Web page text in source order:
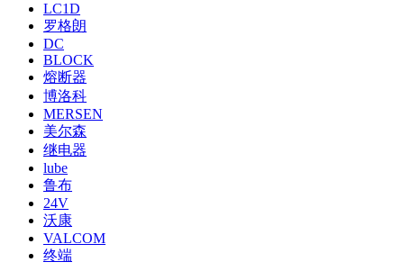
LC1D
罗格朗
DC
BLOCK
熔断器
博洛科
MERSEN
美尔森
继电器
lube
鲁布
24V
沃康
VALCOM
终端